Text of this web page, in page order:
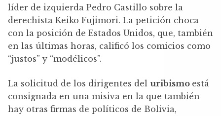
líder de izquierda Pedro Castillo sobre la
derechista Keiko Fujimori. La petición choca
con la posición de Estados Unidos, que, también
en las últimas horas, calificó los comicios como
“justos” y “modélicos”.
La solicitud de los dirigentes del uribismo está
consignada en una misiva en la que también
hay otras firmas de políticos de Bolivia,